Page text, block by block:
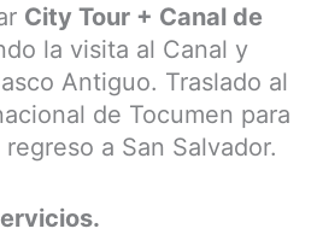
City Tour + Canal de
la visita al Canal y
Antiguo. Traslado al
de Tocumen para
a San Salvador.